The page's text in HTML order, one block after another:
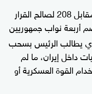
وصوت المجلس بأغلبية 215 صوتا مقابل 208 لصالح القرار
أربعة نواب جمهوريين
يطالب الرئيس بسحب
داخل إيران، ما لم
القوة العسكرية أو